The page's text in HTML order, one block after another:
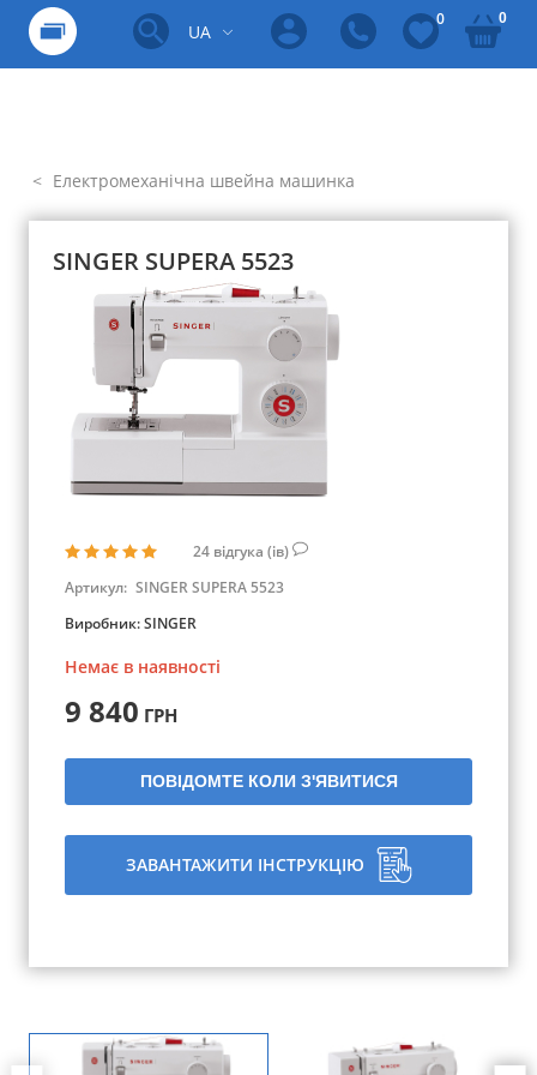
UA
0 0
Електромеханічна швейна машинка
SINGER SUPERA 5523
24 відгука (ів)
Артикул: SINGER SUPERA 5523
Виробник:SINGER
Немає в наявності
9 840 ГРН
ПОВІДОМТЕ КОЛИ З'ЯВИТИСЯ
ЗАВАНТАЖИТИ ІНСТРУКЦІЮ